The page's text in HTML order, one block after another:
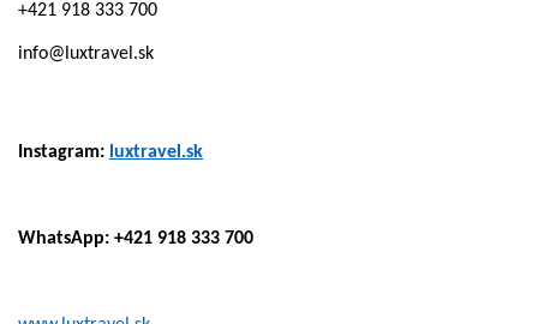
+421 918 333 700
info@luxtravel.sk
Instagram: luxtravel.sk
WhatsApp: +421 918 333 700